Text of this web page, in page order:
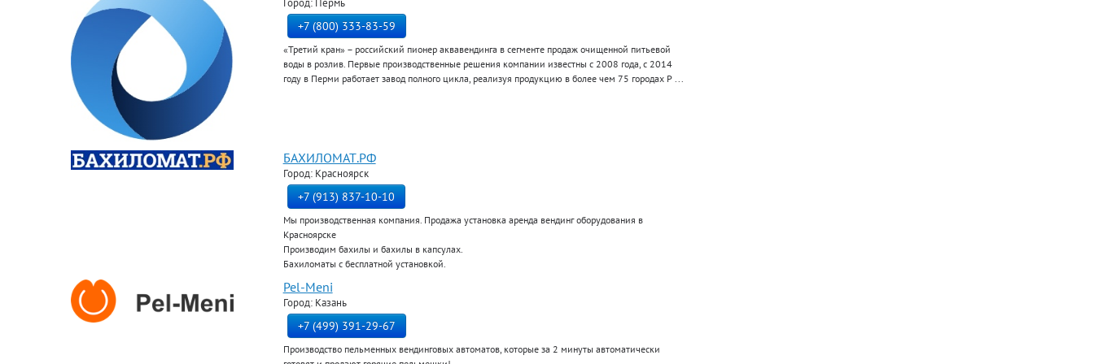
+7 (800) 333-83-59
«Третий кран» – российский пионер аквавендинга в сегменте продаж очищенной питьевой
воды в розлив. Первые производственные решения компании известны с 2008 года, с 2014
году в Перми работает завод полного цикла, реализуя продукцию в более чем 75 городах Р ...
БАХИЛОМАТ.РФ
Город: Красноярск
+7 (913) 837-10-10
Мы производственная компания. Продажа установка аренда вендинг оборудования в
Красноярске
Производим бахилы и бахилы в капсулах.
Бахиломаты с бесплатной установкой.
Pel-Meni
Город: Казань
+7 (499) 391-29-67
Производство пельменных вендинговых автоматов, которые за 2 минуты автоматически